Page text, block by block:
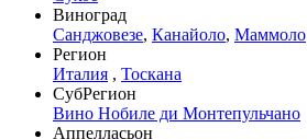
Виноград
Санджовезе, Канайоло, Маммоло
Регион
Италия , Тоскана
СубРегион
Вино Нобиле ди Монтепульчано
Аппелласьон